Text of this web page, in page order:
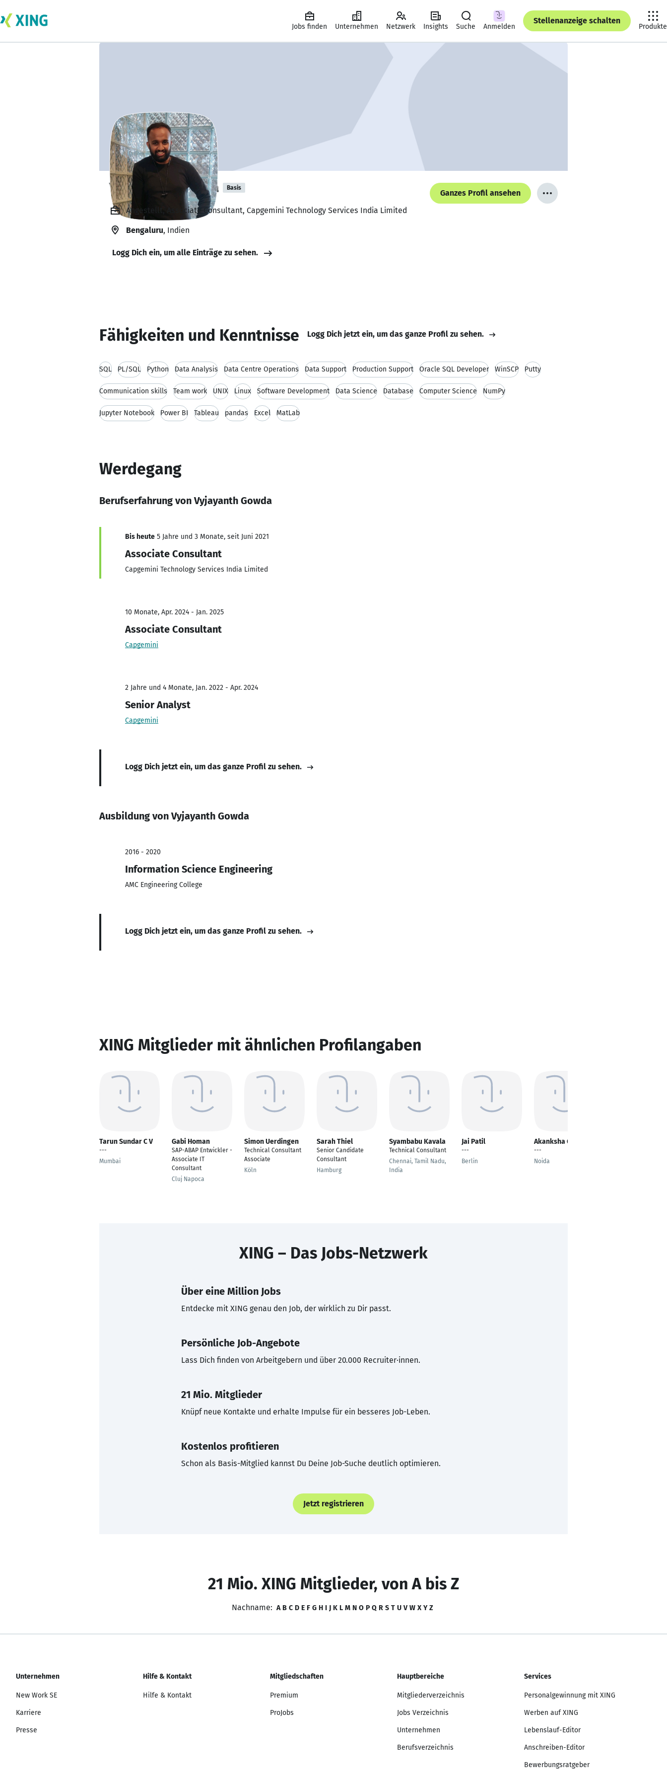
Jobs finden Unternehmen Netzwerk Insights Suche Anmelden
Stellenanzeige schalten
Produkte
Vyjayanth Gowda Basis
Ganzes Profil ansehen
Angestellt, Associate Consultant, Capgemini Technology Services India Limited
Bengaluru, Indien
Logg Dich ein, um alle Einträge zu sehen.
Fähigkeiten und Kenntnisse Logg Dich jetzt ein, um das ganze Profil zu sehen.
SQL PL/SQL Python Data Analysis Data Centre Operations Data Support Production Support Oracle SQL Developer WinSCP Putty
Communication skills Team work UNIX Linux Software Development Data Science Database Computer Science NumPy
Jupyter Notebook Power BI Tableau pandas Excel MatLab
Werdegang
Berufserfahrung von Vyjayanth Gowda
Bis heute 5 Jahre und 3 Monate, seit Juni 2021
Associate Consultant
Capgemini Technology Services India Limited
10 Monate, Apr. 2024 - Jan. 2025
Associate Consultant
Capgemini
2 Jahre und 4 Monate, Jan. 2022 - Apr. 2024
Senior Analyst
Capgemini
Logg Dich jetzt ein, um das ganze Profil zu sehen.
Ausbildung von Vyjayanth Gowda
2016 - 2020
Information Science Engineering
AMC Engineering College
Logg Dich jetzt ein, um das ganze Profil zu sehen.
XING Mitglieder mit ähnlichen Profilangaben
Tarun Sundar C V
---
Mumbai
Gabi Homan
SAP-ABAP Entwickler -
Associate IT
Consultant
Cluj Napoca
Simon Uerdingen
Technical Consultant
Associate
Köln
Sarah Thiel
Senior Candidate
Consultant
Hamburg
Syambabu Kavala
Technical Consultant
Chennai, Tamil Nadu,
India
Jai Patil
---
Berlin
Akanksha Gupta
---
Noida
XING – Das Jobs-Netzwerk
Über eine Million Jobs
Entdecke mit XING genau den Job, der wirklich zu Dir passt.
Persönliche Job-Angebote
Lass Dich finden von Arbeitgebern und über 20.000 Recruiter·innen.
21 Mio. Mitglieder
Knüpf neue Kontakte und erhalte Impulse für ein besseres Job-Leben.
Kostenlos profitieren
Schon als Basis-Mitglied kannst Du Deine Job-Suche deutlich optimieren.
Jetzt registrieren
21 Mio. XING Mitglieder, von A bis Z
Nachname: A B C D E F G H I J K L M N O P Q R S T U V W X Y Z
Unternehmen
New Work SE
Karriere
Presse
Hilfe & Kontakt
Hilfe & Kontakt
Mitgliedschaften
Premium
ProJobs
Hauptbereiche
Mitgliederverzeichnis
Jobs Verzeichnis
Unternehmen
Berufsverzeichnis
Services
Personalgewinnung mit XING
Werben auf XING
Lebenslauf-Editor
Anschreiben-Editor
Bewerbungsratgeber